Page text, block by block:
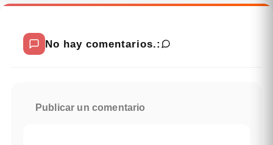
No hay comentarios.:
Publicar un comentario